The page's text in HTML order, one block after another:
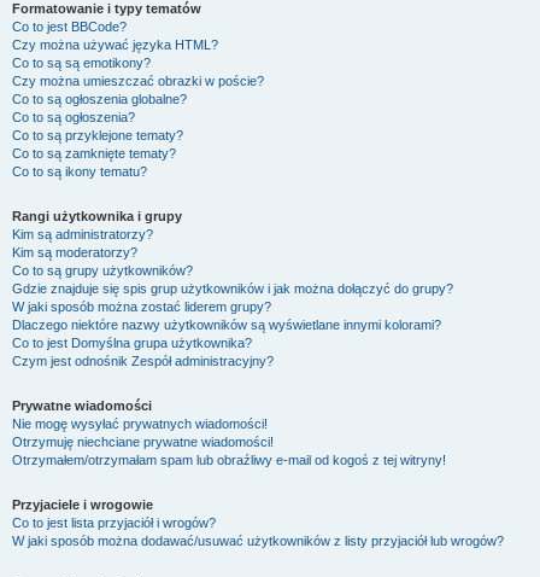
Formatowanie i typy tematów
Co to jest BBCode?
Czy można używać języka HTML?
Co to są są emotikony?
Czy można umieszczać obrazki w poście?
Co to są ogłoszenia globalne?
Co to są ogłoszenia?
Co to są przyklejone tematy?
Co to są zamknięte tematy?
Co to są ikony tematu?
Rangi użytkownika i grupy
Kim są administratorzy?
Kim są moderatorzy?
Co to są grupy użytkowników?
Gdzie znajduje się spis grup użytkowników i jak można dołączyć do grupy?
W jaki sposób można zostać liderem grupy?
Dlaczego niektóre nazwy użytkowników są wyświetlane innymi kolorami?
Co to jest Domyślna grupa użytkownika?
Czym jest odnośnik Zespół administracyjny?
Prywatne wiadomości
Nie mogę wysyłać prywatnych wiadomości!
Otrzymuję niechciane prywatne wiadomości!
Otrzymałem/otrzymałam spam lub obraźliwy e-mail od kogoś z tej witryny!
Przyjaciele i wrogowie
Co to jest lista przyjaciół i wrogów?
W jaki sposób można dodawać/usuwać użytkowników z listy przyjaciół lub wrogów?